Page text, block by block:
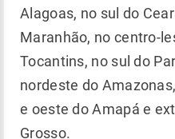
Alagoas, no sul do
Maranhão, no centro-
Tocantins, no sul do
nordeste do
e oeste do Amapá e
Grosso.